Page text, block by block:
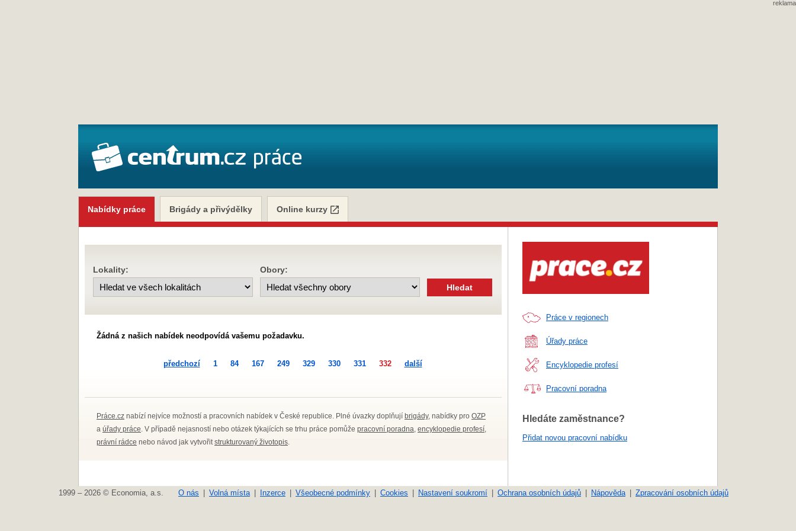
reklama
Nabídky práce Brigády a přivýdělky Online kurzy
Lokality: Obory:
Žádná z našich nabídek neodpovídá vašemu požadavku.
předchozí 1 84 167 249 329 330 331 332 další
Práce.cz nabízí nejvíce možností a pracovních nabídek v České republice. Plné úvazky doplňují brigády, nabídky pro OZP
a úřady práce. V případě nejasností nebo otázek týkajících se trhu práce pomůže pracovní poradna, encyklopedie profesí,
právní rádce nebo návod jak vytvořitstrukturovaný životopis.
Práce v regionech
Úřady práce
Encyklopedie profesí
Pracovní poradna
Hledáte zaměstnance?
Přidat novou pracovní nabídku
1999 – 2026 © Economia, a.s. O nás Volná místa Inzerce Všeobecné podmínky Cookies Nastavení soukromí Ochrana osobních údajů Nápověda Zpracování osobních údajů